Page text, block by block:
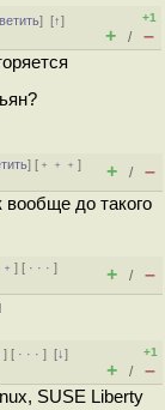
][↑]
+1
+ / –
] [ ﹢﹢﹢]
+ / –
вообще до такого
] [ · · ·]
+ / –
] [ · · ·][↓]
+1
+ / –
SUSE Liberty